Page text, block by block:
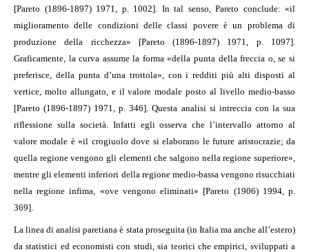
[Pareto (1896-1897) 1971, p. 1002]. In tal senso, Pareto conclude: «il
miglioramento delle condizioni delle classi povere è un problema di
produzione della ricchezza» [Pareto (1896-1897) 1971, p. 1097].
Graficamente, la curva assume la forma «della punta della freccia o, se si
preferisce, della punta d’una trottola», con i redditi più alti disposti al
vertice, molto allungato, e il valore modale posto al livello medio-basso
[Pareto (1896-1897) 1971, p. 346]. Questa analisi si intreccia con la sua
riflessione sulla società. Infatti egli osserva che l’intervallo attorno al
valore modale è «il crogiuolo dove si elaborano le future aristocrazie; da
quella regione vengono gli elementi che salgono nella regione superiore»,
mentre gli elementi inferiori della regione medio-bassa vengono risucchiati
nella regione infima, «ove vengono eliminati» [Pareto (1906) 1994, p.
369].
La linea di analisi paretiana è stata proseguita (in Italia ma anche all’estero)
da statistici ed economisti con studi, sia teorici che empirici, sviluppati a